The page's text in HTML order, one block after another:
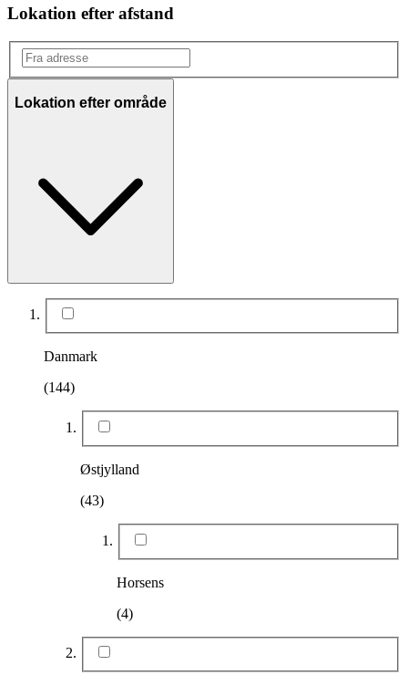
Lokation efter afstand
Lokation efter område
Danmark
(144)
Østjylland
(43)
Horsens
(4)